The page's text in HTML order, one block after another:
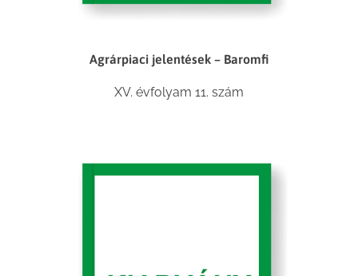
Agrárpiaci jelentések – Baromfi
XV. évfolyam 11. szám